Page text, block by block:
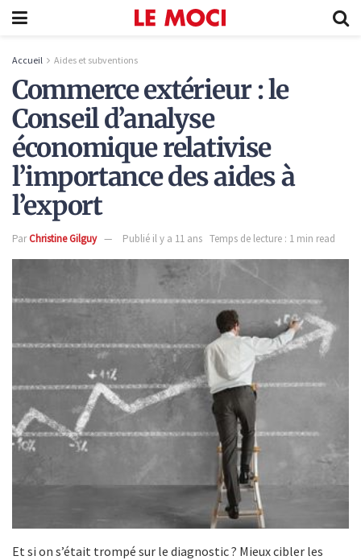
Accueil Aides et subventions
Commerce extérieur : le
Conseil d’analyse
économique relativise
l’importance des aides à
l’export
ParChristine Gilguy Publié il y a 11 ans Temps de lecture : 1 min read
Et si on s’était trompé sur le diagnostic ? Mieux cibler les